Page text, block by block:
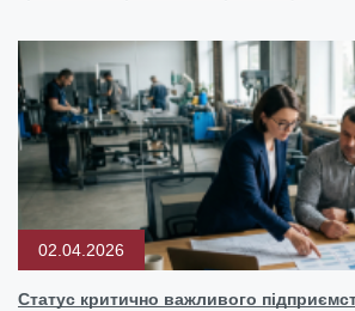
02.04.2026
Статус критично важливого